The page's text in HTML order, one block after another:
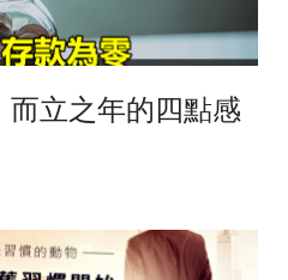
而立之年的四點感